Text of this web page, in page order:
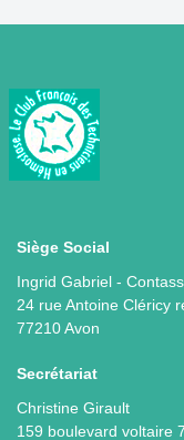
Siège Social
Ingrid Gabriel -
24 rue Antoine Cléricy
77210 Avon
Secrétariat
Christine Girault
159 boulevard voltaire